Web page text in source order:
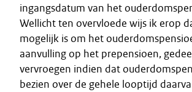
ingangsdatum van het
Wellicht ten overvloede wijs ik erop
mogelijk is om het
aanvulling op het prepensioen,
vervroegen indien dat
bezien over de gehele looptijd